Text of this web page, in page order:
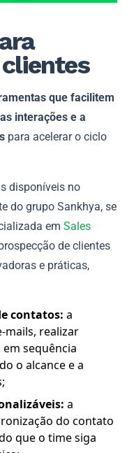
que facilitem
interações e a
para acelerar o ciclo
disponíveis no
do grupo Sankhya, se
em Sales
de clientes
e práticas,
contatos: a
mails, realizar
sequência
o alcance e a
a
do contato
que o time siga